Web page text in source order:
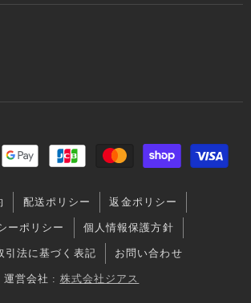
配送ポリシー 返金ポリシー
ーポリシー 個人情報保護方針
引法に基づく表記 お問い合わせ
運営会社 : 株式会社ジアス